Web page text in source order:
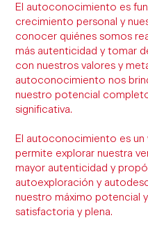
El autoconocimiento es
crecimiento personal y
conocer quiénes somos
más autenticidad y tomar
con nuestros valores y
autoconocimiento nos
nuestro potencial
significativa.
El autoconocimiento es
permite explorar nuestra
mayor autenticidad y
autoexploración y
nuestro máximo potencial
satisfactoria y plena.